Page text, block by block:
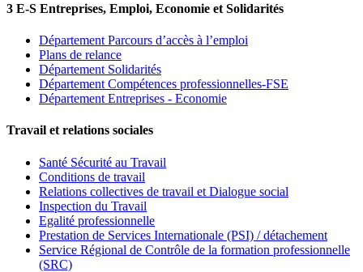
3 E-S Entreprises, Emploi, Economie et Solidarités
Département Parcours d’accès à l’emploi
Plans de relance
Département Solidarités
Département Compétences professionnelles-FSE
Département Entreprises - Economie
Travail et relations sociales
Santé Sécurité au Travail
Conditions de travail
Relations collectives de travail et Dialogue social
Inspection du Travail
Egalité professionnelle
Prestation de Services Internationale (PSI) / détachement
Service Régional de Contrôle de la formation professionnelle
(SRC)